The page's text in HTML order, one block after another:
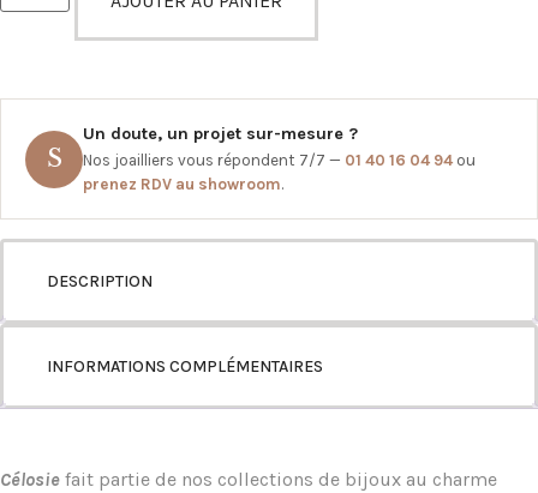
S
Un doute, un projet sur-mesure ?
Nos joailliers vous répondent 7/7 — 01 40 16 04 94 ou
prenez RDV au showroom.
DESCRIPTION
INFORMATIONS COMPLÉMENTAIRES
Célosie fait partie de nos collections de bijoux au charme